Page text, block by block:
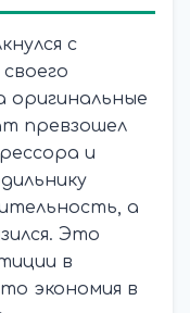
с
оригинальные
превзошел
и
а
Это
в
экономия в